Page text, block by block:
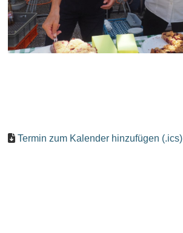
Termin zum Kalender hinzufügen (.ics)